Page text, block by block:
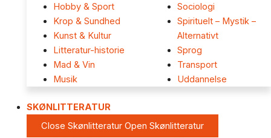
Hobby & Sport
Krop & Sundhed
Kunst & Kultur
Litteratur-historie
Mad & Vin
Musik
Sociologi
Spirituelt – Mystik –
Alternativt
Sprog
Transport
Uddannelse
SKØNLITTERATUR
Close Skønlitteratur Open Skønlitteratur